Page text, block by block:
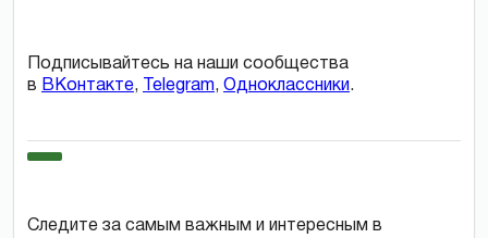
Подписывайтесь на наши сообщества
в ВКонтакте, Telegram, Одноклассники.
Следите за самым важным и интересным в